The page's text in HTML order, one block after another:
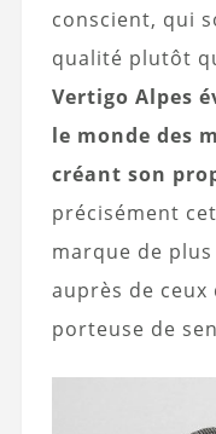
conscient, qui
qualité plutôt
Vertigo Alpes
le monde des
créant son
précisément
marque de
auprès de
porteuse de